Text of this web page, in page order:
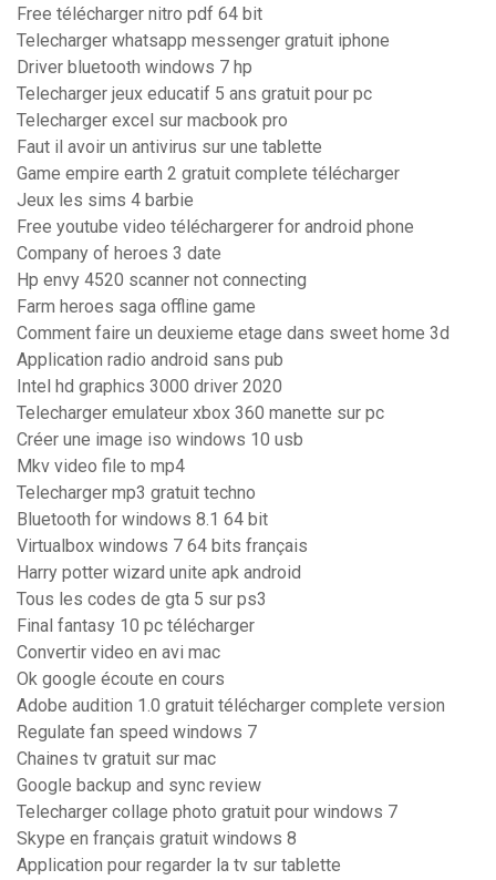
Free télécharger nitro pdf 64 bit
Telecharger whatsapp messenger gratuit iphone
Driver bluetooth windows 7 hp
Telecharger jeux educatif 5 ans gratuit pour pc
Telecharger excel sur macbook pro
Faut il avoir un antivirus sur une tablette
Game empire earth 2 gratuit complete télécharger
Jeux les sims 4 barbie
Free youtube video téléchargerer for android phone
Company of heroes 3 date
Hp envy 4520 scanner not connecting
Farm heroes saga offline game
Comment faire un deuxieme etage dans sweet home 3d
Application radio android sans pub
Intel hd graphics 3000 driver 2020
Telecharger emulateur xbox 360 manette sur pc
Créer une image iso windows 10 usb
Mkv video file to mp4
Telecharger mp3 gratuit techno
Bluetooth for windows 8.1 64 bit
Virtualbox windows 7 64 bits français
Harry potter wizard unite apk android
Tous les codes de gta 5 sur ps3
Final fantasy 10 pc télécharger
Convertir video en avi mac
Ok google écoute en cours
Adobe audition 1.0 gratuit télécharger complete version
Regulate fan speed windows 7
Chaines tv gratuit sur mac
Google backup and sync review
Telecharger collage photo gratuit pour windows 7
Skype en français gratuit windows 8
Application pour regarder la tv sur tablette